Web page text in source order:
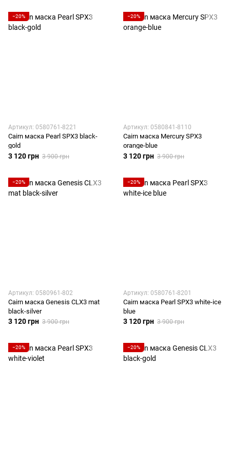
−20%
Артикул: 0580761-8221
Cairn маска Pearl SPX3 black-
gold
3 120 грн 3 900 грн
−20%
Артикул: 0580841-8110
Cairn маска Mercury SPX3
orange-blue
3 120 грн 3 900 грн
−20%
Артикул: 0580961-802
Cairn маска Genesis CLX3 mat
black-silver
3 120 грн 3 900 грн
−20%
Артикул: 0580761-8201
Cairn маска Pearl SPX3 white-ice
blue
3 120 грн 3 900 грн
−20% −20%